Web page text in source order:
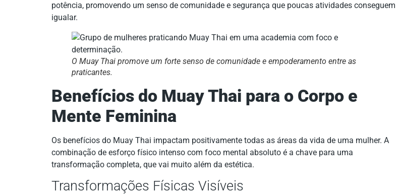
potência, promovendo um senso de comunidade e segurança que poucas atividades conseguem
igualar.
O Muay Thai promove um forte senso de comunidade e empoderamento entre as
praticantes.
Benefícios do Muay Thai para o Corpo e
Mente Feminina
Os benefícios do Muay Thai impactam positivamente todas as áreas da vida de uma mulher. A
combinação de esforço físico intenso com foco mental absoluto é a chave para uma
transformação completa, que vai muito além da estética.
Transformações Físicas Visíveis